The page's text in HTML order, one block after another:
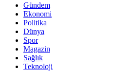
Gündem
Ekonomi
Politika
Dünya
Spor
Magazin
Sağlık
Teknoloji